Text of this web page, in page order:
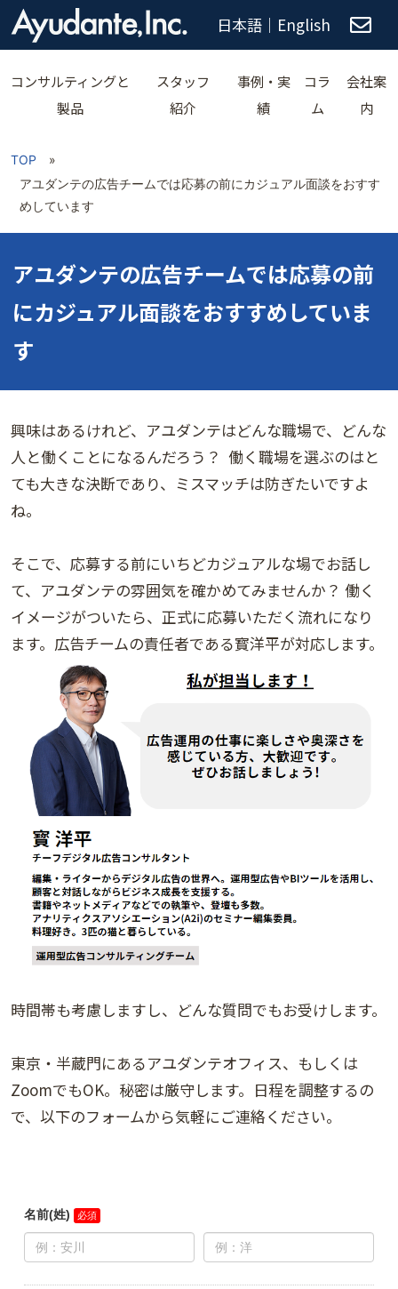
日本語 ｜ English
コンサルティングと
製品
スタッフ
紹介
事例・実
績
コラ
ム
会社案
内
TOP
»
アユダンテの広告チームでは応募の前にカジュアル面談をおすす
めしています
アユダンテの広告チームでは応募の前
にカジュアル面談をおすすめしていま
す
興味はあるけれど、アユダンテはどんな職場で、どんな
人と働くことになるんだろう？ 働く職場を選ぶのはと
ても大きな決断であり、ミスマッチは防ぎたいですよ
ね。
そこで、応募する前にいちどカジュアルな場でお話し
て、アユダンテの雰囲気を確かめてみませんか？ 働く
イメージがついたら、正式に応募いただく流れになり
ます。広告チームの責任者である寳洋平が対応します。
時間帯も考慮しますし、どんな質問でもお受けします。
東京・半蔵門にあるアユダンテオフィス、もしくは
ZoomでもOK。秘密は厳守します。日程を調整するの
で、以下のフォームから気軽にご連絡ください。